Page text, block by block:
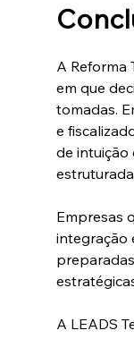
A Reforma
em que
tomadas.
e
de intuição
Empresas
integração
A LEADS